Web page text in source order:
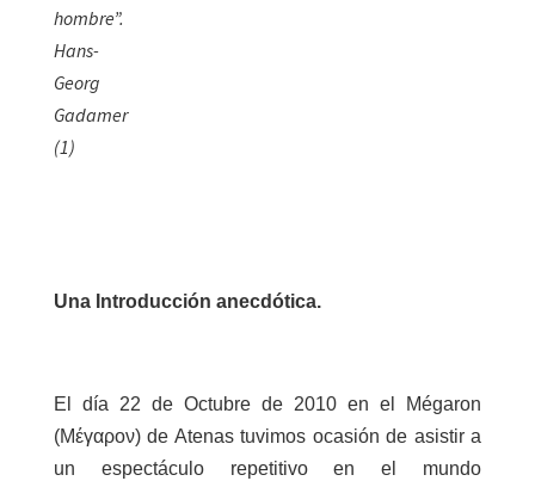
hombre”.
Hans-
Georg
Gadamer
(1)
Una Introducción anecdótica.
El día 22 de Octubre de 2010 en el Mégaron
(Μέγαρον) de Atenas tuvimos ocasión de asistir a
un espectáculo repetitivo en el mundo